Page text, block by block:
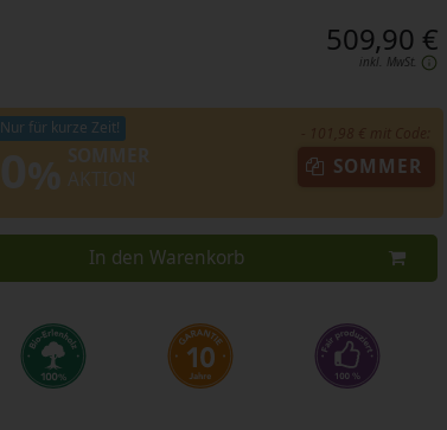
509,90 €
inkl. MwSt.
Nur für kurze Zeit!
SOMMER
In den Warenkorb